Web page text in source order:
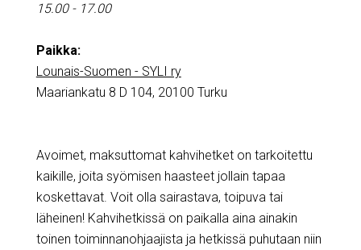
15.00 - 17.00
Paikka:
Lounais-Suomen - SYLI ry
Maariankatu 8 D 104, 20100 Turku
Avoimet, maksuttomat kahvihetket on tarkoitettu
kaikille, joita syömisen haasteet jollain tapaa
koskettavat. Voit olla sairastava, toipuva tai
läheinen! Kahvihetkissä on paikalla aina ainakin
toinen toiminnanohjaajista ja hetkissä puhutaan niin